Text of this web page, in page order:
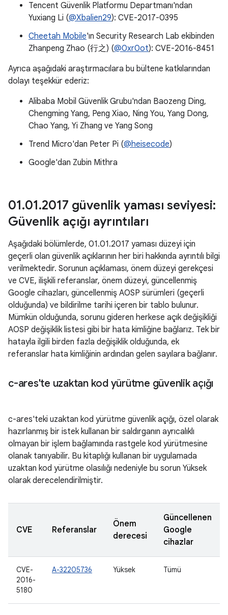
Tencent Güvenlik Platformu Departmanı'ndan
Yuxiang Li (@Xbalien29): CVE-2017-0395
Cheetah Mobile'ın Security Research Lab ekibinden
Zhanpeng Zhao (行之) (@0xr0ot): CVE-2016-8451
Ayrıca aşağıdaki araştırmacılara bu bültene katkılarından
dolayı teşekkür ederiz:
Alibaba Mobil Güvenlik Grubu'ndan Baozeng Ding,
Chengming Yang, Peng Xiao, Ning You, Yang Dong,
Chao Yang, Yi Zhang ve Yang Song
Trend Micro'dan Peter Pi (@heisecode)
Google'dan Zubin Mithra
01.01.2017 güvenlik yaması seviyesi:
Güvenlik açığı ayrıntıları
Aşağıdaki bölümlerde, 01.01.2017 yaması düzeyi için
geçerli olan güvenlik açıklarının her biri hakkında ayrıntılı bilgi
verilmektedir. Sorunun açıklaması, önem düzeyi gerekçesi
ve CVE, ilişkili referanslar, önem düzeyi, güncellenmiş
Google cihazları, güncellenmiş AOSP sürümleri (geçerli
olduğunda) ve bildirilme tarihi içeren bir tablo bulunur.
Mümkün olduğunda, sorunu gideren herkese açık değişikliği
AOSP değişiklik listesi gibi bir hata kimliğine bağlarız. Tek bir
hatayla ilgili birden fazla değişiklik olduğunda, ek
referanslar hata kimliğinin ardından gelen sayılara bağlanır.
c-ares'te uzaktan kod yürütme güvenlik açığı
c-ares'teki uzaktan kod yürütme güvenlik açığı, özel olarak
hazırlanmış bir istek kullanan bir saldırganın ayrıcalıklı
olmayan bir işlem bağlamında rastgele kod yürütmesine
olanak tanıyabilir. Bu kitaplığı kullanan bir uygulamada
uzaktan kod yürütme olasılığı nedeniyle bu sorun Yüksek
olarak derecelendirilmiştir.
CVE Referanslar
Önem
derecesi
Güncellenen
Google
cihazlar
CVE-
2016-
5180
A-32205736 Yüksek Tümü